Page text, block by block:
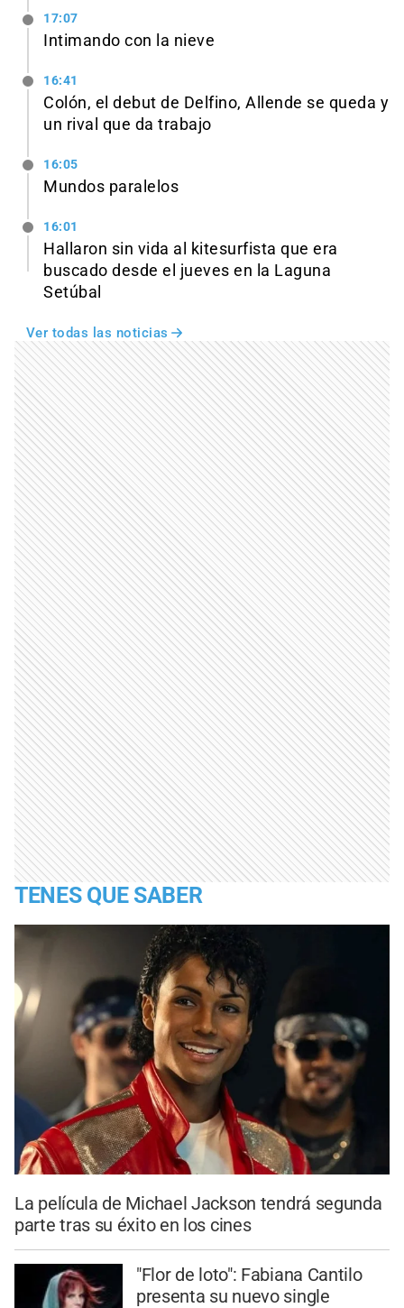
17:07
Intimando con la nieve
16:41
Colón, el debut de Delfino, Allende se queda y
un rival que da trabajo
16:05
Mundos paralelos
16:01
Hallaron sin vida al kitesurfista que era
buscado desde el jueves en la Laguna
Setúbal
Ver todas las noticias
TENES QUE SABER
La película de Michael Jackson tendrá segunda
parte tras su éxito en los cines
"Flor de loto": Fabiana Cantilo
presenta su nuevo single